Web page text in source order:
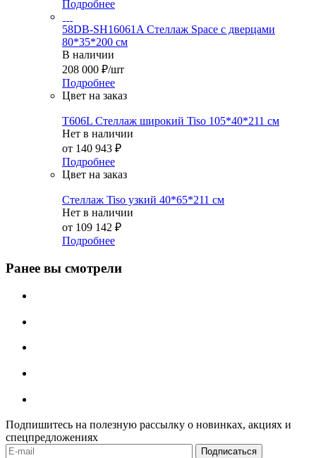
Подробнее
58DB-SH16061A Стеллаж Space с дверцами
80*35*200 см
В наличии
208 000 ₽/шт
Подробнее
Цвет на заказ
T606L Стеллаж широкий Tiso 105*40*211 см
Нет в наличии
от 140 943 ₽
Подробнее
Цвет на заказ
Стеллаж Tiso узкий 40*65*211 см
Нет в наличии
от 109 142 ₽
Подробнее
Ранее вы смотрели
Подпишитесь на полезную рассылку о новинках, акциях и
спецпредложениях